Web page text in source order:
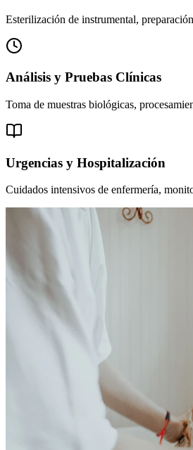
Esterilización de instrumental,
Análisis y Pruebas Clínicas
Toma de muestras biológicas,
Urgencias y Hospitalización
Cuidados intensivos de enfermería,